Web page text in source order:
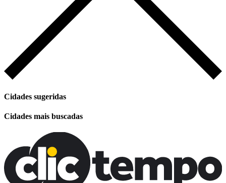
Cidades sugeridas
Cidades mais buscadas